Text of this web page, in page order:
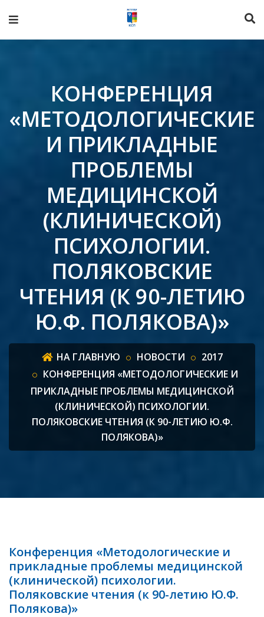
КОНФЕРЕНЦИЯ
«МЕТОДОЛОГИЧЕСКИЕ
И ПРИКЛАДНЫЕ
ПРОБЛЕМЫ
МЕДИЦИНСКОЙ
(КЛИНИЧЕСКОЙ)
ПСИХОЛОГИИ.
ПОЛЯКОВСКИЕ
ЧТЕНИЯ (К 90-ЛЕТИЮ
Ю.Ф. ПОЛЯКОВА)»
НА ГЛАВНУЮ НОВОСТИ
2017
КОНФЕРЕНЦИЯ «МЕТОДОЛОГИЧЕСКИЕ И
ПРИКЛАДНЫЕ ПРОБЛЕМЫ МЕДИЦИНСКОЙ
(КЛИНИЧЕСКОЙ) ПСИХОЛОГИИ.
ПОЛЯКОВСКИЕ ЧТЕНИЯ (К 90-ЛЕТИЮ Ю.Ф.
ПОЛЯКОВА)»
Конференция «Методологические и
прикладные проблемы медицинской
(клинической) психологии.
Поляковские чтения (к 90-летию Ю.Ф.
Полякова)»